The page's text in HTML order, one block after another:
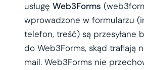
usługę Web3Forms
wprowadzone w formularzu
telefon, treść) są przesyłane
do Web3Forms, skąd trafiają
mail. Web3Forms nie